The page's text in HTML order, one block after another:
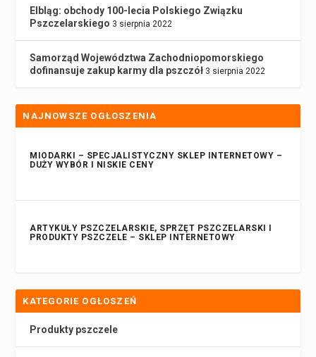
Elbląg: obchody 100-lecia Polskiego Związku
Pszczelarskiego 3 sierpnia 2022
Samorząd Województwa Zachodniopomorskiego
dofinansuje zakup karmy dla pszczół 3 sierpnia 2022
NAJNOWSZE OGŁOSZENIA
MIODARKI – SPECJALISTYCZNY SKLEP INTERNETOWY –
DUŻY WYBÓR I NISKIE CENY
ARTYKUŁY PSZCZELARSKIE, SPRZĘT PSZCZELARSKI I
PRODUKTY PSZCZELE – SKLEP INTERNETOWY
KATEGORIE OGŁOSZEŃ
Produkty pszczele